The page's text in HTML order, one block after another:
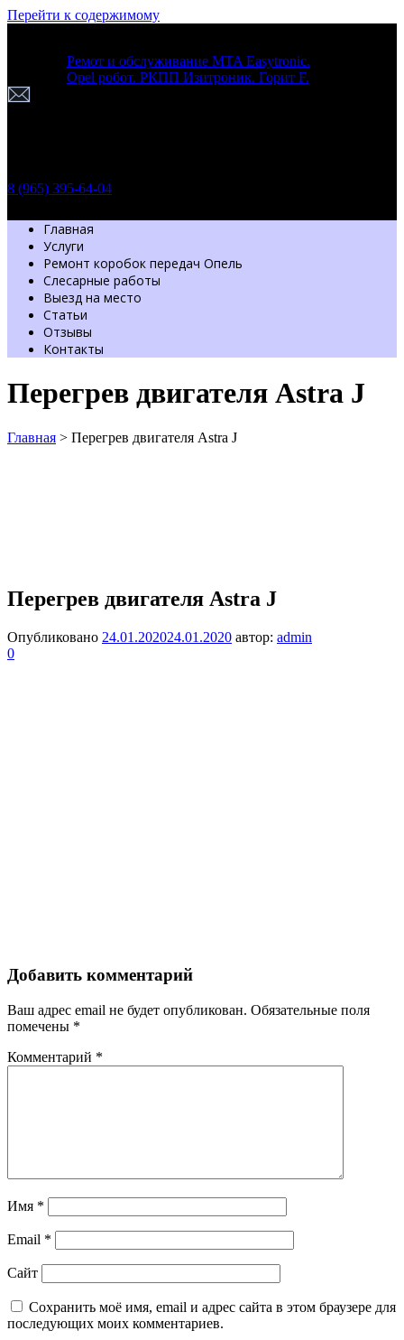
Перейти к содержимому
Ремот и обслуживание MTA Easytronic.
Opel робот. РКПП Изитроник. Горит F.
8 (965) 395-64-04
Главная
Услуги
Ремонт коробок передач Опель
Слесарные работы
Выезд на место
Статьи
Отзывы
Контакты
Перегрев двигателя Astra J
Главная > Перегрев двигателя Astra J
Перегрев двигателя Astra J
Опубликовано 24.01.202024.01.2020 автор: admin
0
Добавить комментарий
Ваш адрес email не будет опубликован. Обязательные поля
помечены *
Комментарий *
Имя *
Email *
Сайт
Сохранить моё имя, email и адрес сайта в этом браузере для
последующих моих комментариев.